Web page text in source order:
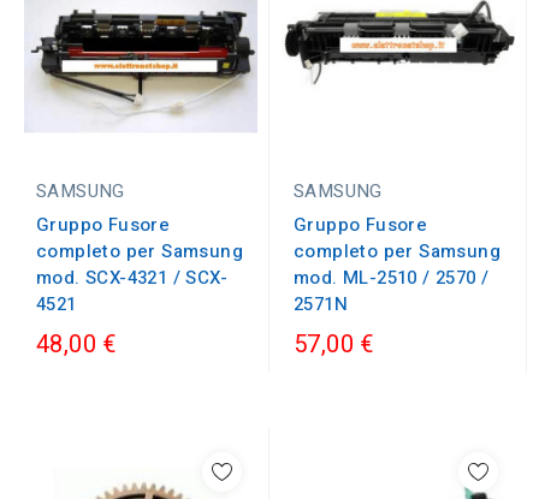
SAMSUNG
Gruppo Fusore
completo per Samsung
mod. SCX-4321 / SCX-
4521
48,00 €
SAMSUNG
Gruppo Fusore
completo per Samsung
mod. ML-2510 / 2570 /
2571N
57,00 €